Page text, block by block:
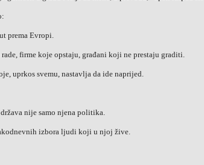
prema Evropi.
firme koje opstaju, građani koji ne prestaju graditi.
uprkos svemu, nastavlja da ide naprijed.
nije samo njena politika.
izbora ljudi koji u njoj žive.